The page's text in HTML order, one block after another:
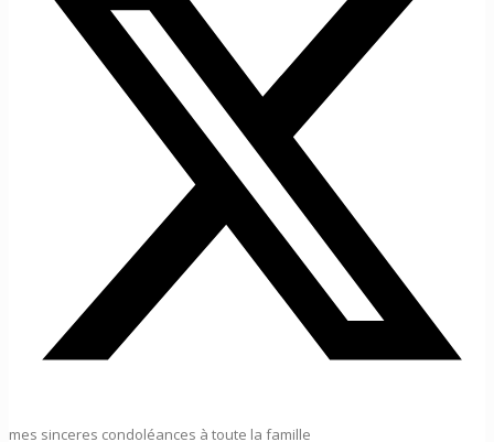
mes sinceres condoléances à toute la famille